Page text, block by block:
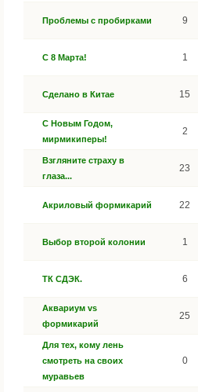
Проблемы с пробирками 9
С 8 Марта! 1
Сделано в Китае 15
С Новым Годом,
мирмикиперы!
2
Взгляните страху в
глаза...
23
Акриловый формикарий 22
Выбор второй колонии 1
ТК СДЭК. 6
Аквариум vs
формикарий
25
Для тех, кому лень
смотреть на своих
муравьев
0